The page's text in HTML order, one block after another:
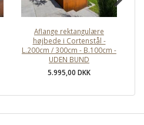
Aflange rektangulære
højbede i Cortenstål -
L.200cm / 300cm - B.100cm -
UDEN BUND
5.995,00 DKK